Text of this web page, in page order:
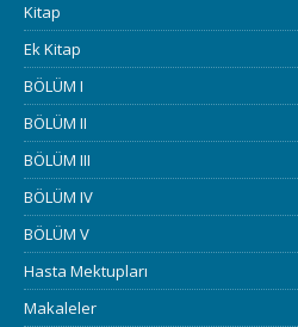
Kitap
Ek Kitap
BÖLÜM I
BÖLÜM II
BÖLÜM III
BÖLÜM IV
BÖLÜM V
Hasta Mektupları
Makaleler